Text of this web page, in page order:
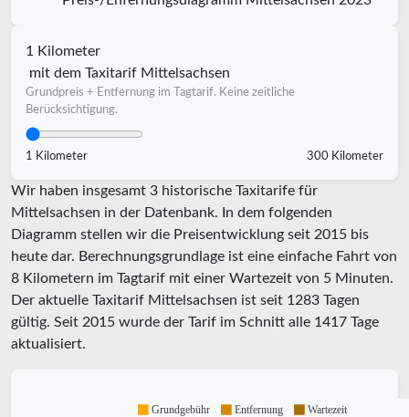
1 Kilometer
mit dem Taxitarif Mittelsachsen
Grundpreis + Entfernung im Tagtarif. Keine zeitliche
Berücksichtigung.
1 Kilometer 300 Kilometer
Wir haben insgesamt 3 historische Taxitarife für
Mittelsachsen in der Datenbank. In dem folgenden
Diagramm stellen wir die Preisentwicklung seit 2015 bis
heute dar. Berechnungsgrundlage ist eine einfache Fahrt von
8 Kilometern im Tagtarif mit einer Wartezeit von 5 Minuten.
Der aktuelle Taxitarif Mittelsachsen ist seit 1283 Tagen
gültig. Seit 2015 wurde der Tarif im Schnitt alle 1417 Tage
aktualisiert.
Grundgebühr Entfernung Wartezeit